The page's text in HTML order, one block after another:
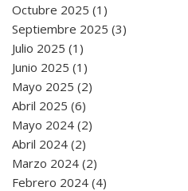
Octubre 2025 (1)
Septiembre 2025 (3)
Julio 2025 (1)
Junio 2025 (1)
Mayo 2025 (2)
Abril 2025 (6)
Mayo 2024 (2)
Abril 2024 (2)
Marzo 2024 (2)
Febrero 2024 (4)